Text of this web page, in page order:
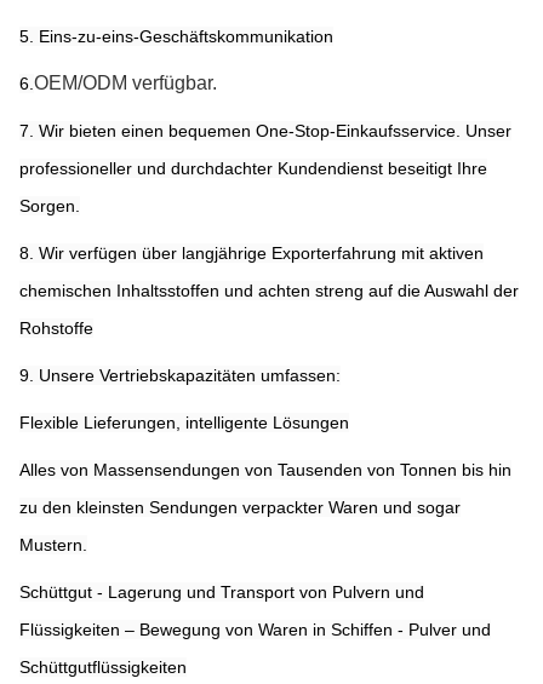
5. Eins-zu-eins-Geschäftskommunikation
6. OEM/ODM verfügbar.
7. Wir bieten einen bequemen One-Stop-Einkaufsservice. Unser
professioneller und durchdachter Kundendienst beseitigt Ihre
Sorgen.
8. Wir verfügen über langjährige Exporterfahrung mit aktiven
chemischen Inhaltsstoffen und achten streng auf die Auswahl der
Rohstoffe
9. Unsere Vertriebskapazitäten umfassen:
Flexible Lieferungen, intelligente Lösungen
Alles von Massensendungen von Tausenden von Tonnen bis hin
zu den kleinsten Sendungen verpackter Waren und sogar
Mustern.
Schüttgut - Lagerung und Transport von Pulvern und
Flüssigkeiten – Bewegung von Waren in Schiffen - Pulver und
Schüttgutflüssigkeiten